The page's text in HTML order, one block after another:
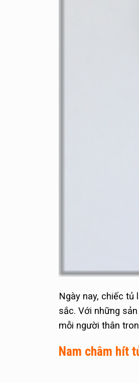
Ngày nay, chiếc tủ
sắc. Với những
mỗi người thân
Nam châm hít